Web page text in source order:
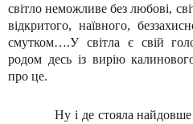
світло неможливе без любові,
відкритого, наївного,
смутком….У світла є свій
родом десь із вирію
про це.
Ну і де стояла